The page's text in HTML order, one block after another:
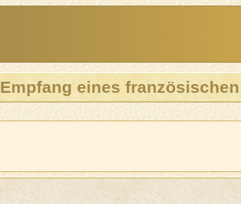
Empfang eines